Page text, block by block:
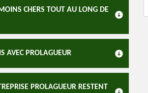
CHERS TOUT AU LONG DE
AVEC PROLAGUEUR
PROLAGUEUR RESTENT